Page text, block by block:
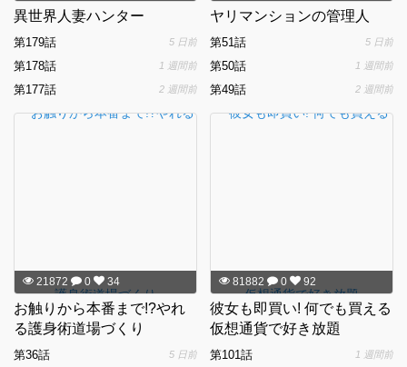
異世界人妻ハンター
第179話 5 日前
第178話 1 週間前
第177話 2 週間前
ヤリマンションの管理人
第51話 5 日前
第50話 1 週間前
第49話 2 週間前
21872 0 34
お触りから本番まで!?やれ
る護身術道場づくり
第36話 5 日前
81882 0 92
彼女も即買い! 何でも買える
仮想通貨で好き放題
第101話 1 週間前